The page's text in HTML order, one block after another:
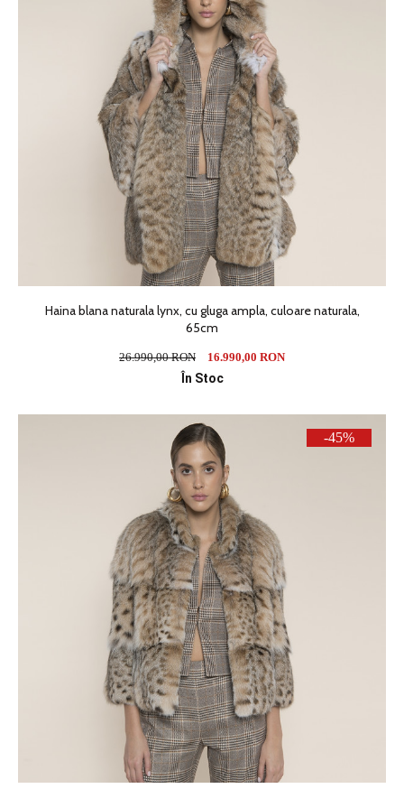
Haina blana naturala lynx, cu gluga ampla, culoare naturala,
65cm
26.990,00 RON 16.990,00 RON
În Stoc
-45%